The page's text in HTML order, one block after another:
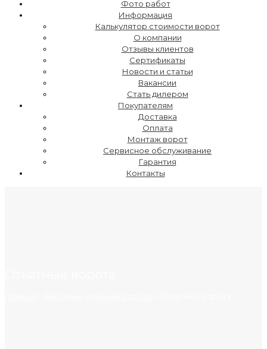
Фото работ
Информация
Калькулятор стоимости ворот
О компании
Отзывы клиентов
Сертификаты
Новости и статьи
Вакансии
Стать дилером
Покупателям
Доставка
Оплата
Монтаж ворот
Сервисное обслуживание
Гарантия
Контакты